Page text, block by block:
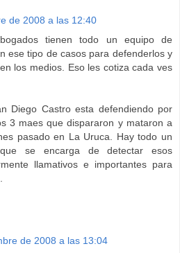
de 2008 a las 12:40
tienen todo un equipo de
ese tipo de casos para defenderlos y
los medios. Eso les cotiza cada ves
Diego Castro esta defendiendo por
3 maes que dispararon y mataron a
pasado en La Uruca. Hay todo un
se encarga de detectar esos
llamativos e importantes para
de 2008 a las 13:04